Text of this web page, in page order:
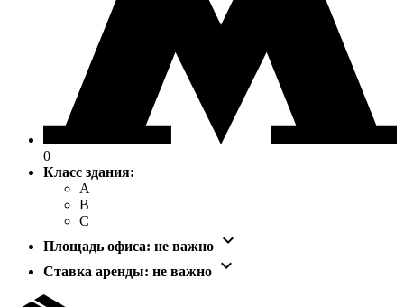
0
Класс здания:
A
B
C
Площадь офиса: не важно 
Ставка аренды: не важно 